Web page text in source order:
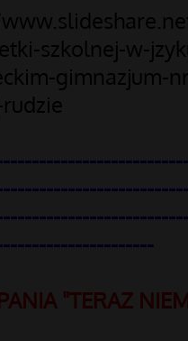
szkolnej-w-
gimnazjum-
"TERAZ